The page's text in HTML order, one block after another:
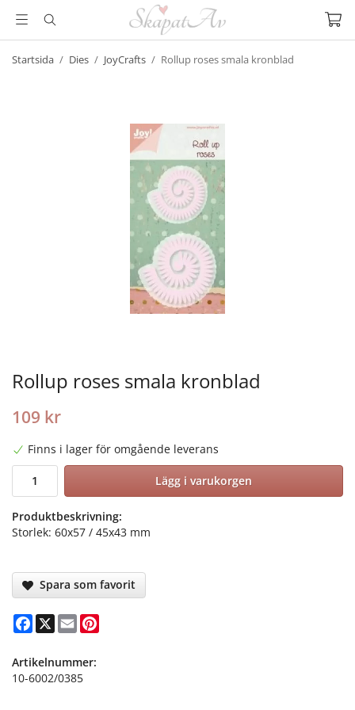
Startsida / Dies / JoyCrafts / Rollup roses smala kronblad
Rollup roses smala kronblad
109 kr
Finns i lager för omgående leverans
Lägg i varukorgen
Produktbeskrivning:
Storlek: 60x57 / 45x43 mm
Spara som favorit
Facebook
X Email
Artikelnummer:
10-6002/0385